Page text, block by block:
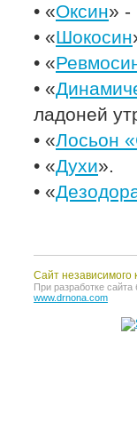
• «Оксин» -
• «Шокосин
• «
• «
ладоней
• «Лосьон
• «Духи».
• «
Сайт независимого
При разработке
www.drnona.com